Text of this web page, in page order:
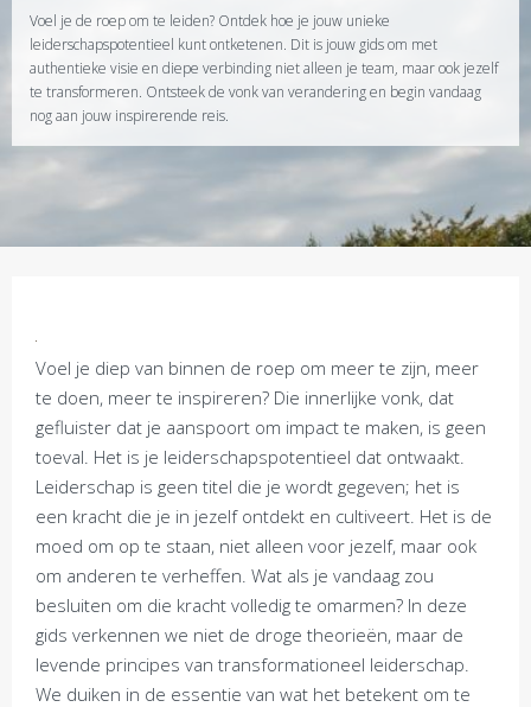
Voel je de roep om te leiden? Ontdek hoe je jouw unieke
leiderschapspotentieel kunt ontketenen. Dit is jouw gids om met
authentieke visie en diepe verbinding niet alleen je team, maar ook jezelf
te transformeren. Ontsteek de vonk van verandering en begin vandaag
nog aan jouw inspirerende reis.
Voel je diep van binnen de roep om meer te zijn, meer
te doen, meer te inspireren? Die innerlijke vonk, dat
gefluister dat je aanspoort om impact te maken, is geen
toeval. Het is je leiderschapspotentieel dat ontwaakt.
Leiderschap is geen titel die je wordt gegeven; het is
een kracht die je in jezelf ontdekt en cultiveert. Het is de
moed om op te staan, niet alleen voor jezelf, maar ook
om anderen te verheffen. Wat als je vandaag zou
besluiten om die kracht volledig te omarmen? In deze
gids verkennen we niet de droge theorieën, maar de
levende principes van transformationeel leiderschap.
We duiken in de essentie van wat het betekent om te